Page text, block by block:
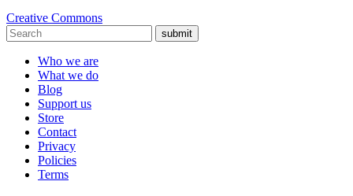
Creative Commons
submit
Who we are
What we do
Blog
Support us
Store
Contact
Privacy
Policies
Terms